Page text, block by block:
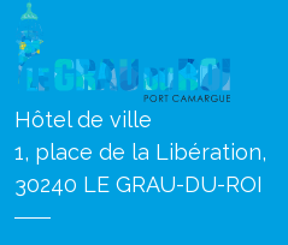
Hôtel de ville
1, place de la Libération,
30240 LE GRAU-DU-ROI